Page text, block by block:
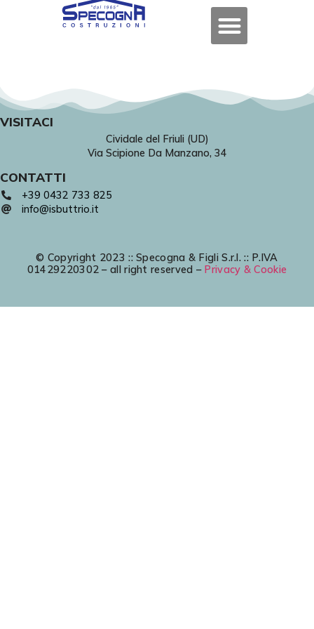
VISITACI
Cividale del Friuli (UD)
Via Scipione Da Manzano, 34
CONTATTI
+39 0432 733 825
info@isbuttrio.it
© Copyright 2023 :: Specogna & Figli S.r.l. :: P.IVA
01429220302 – all right reserved – Privacy & Cookie